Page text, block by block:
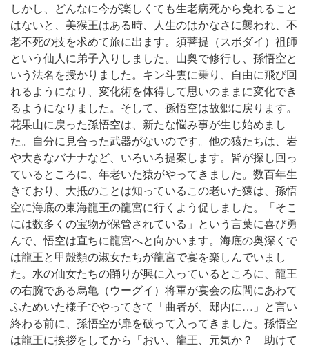
しかし、どんなに今が楽しくても生老病死から免れること
はないと、美猴王はある時、人生のはかなさに襲われ、不
老不死の技を求めて旅に出ます。 須菩提（スボダイ）祖師
という仙人に弟子入りしました。山奥で修行し、孫悟空と
いう法名を授かりました。キン斗雲に乗り、自由に飛び回
れるようになり、変化術を体得して思いのままに変化でき
るようになりました。そして、孫悟空は故郷に戻ります。
花果山に戻った孫悟空は、新たな悩み事が生じ始めまし
た。自分に見合った武器がないのです。他の猿たちは、岩
や大きなバナナなど、いろいろ提案します。皆が探し回っ
ているところに、年老いた猿がやってきました。数百年生
きており、大抵のことは知っているこの老いた猿は、孫悟
空に海底の東海龍王の龍宮に行くよう促しました。
「そこ
には数多くの宝物が保管されている」という言葉に喜び勇
んで、悟空は直ちに龍宮へと向かいます。 海底の奥深くで
は龍王と甲殻類の淑女たちが龍宮で宴を楽しんでいまし
た。水の仙女たちの踊りが興に入っているところに、龍王
の右腕である烏亀（ウーグイ）将軍が宴会の広間にあわて
ふためいた様子でやってきて「曲者が、邸内に…」と言い
終わる前に、孫悟空が扉を破って入ってきました。 孫悟空
は龍王に挨拶をしてから「おい、龍王、元気か？ 助けて